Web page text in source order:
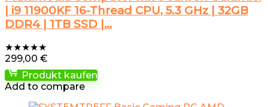
| i9 11900KF 16-Thread CPU, 5.3 GHz | 32GB
DDR4 | 1TB SSD |…
★★★★★
299,00 €
Produkt kaufen
Add to compare